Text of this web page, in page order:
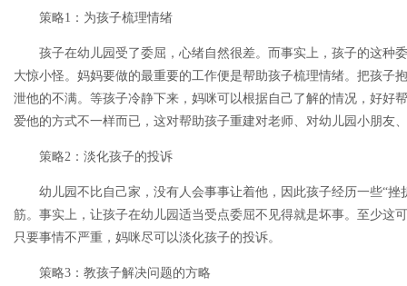
策略1：为孩子梳理情绪
孩子在幼儿园受了委屈，心绪自然很差。而事实上，孩子的这种
大惊小怪。妈妈要做的最重要的工作便是帮助孩子梳理情绪。把孩子
泄他的不满。等孩子冷静下来，妈咪可以根据自己了解的情况，好好
爱他的方式不一样而已，这对帮助孩子重建对老师、对幼儿园小朋友
策略2：淡化孩子的投诉
幼儿园不比自己家，没有人会事事让着他，因此孩子经历一些“挫
筋。事实上，让孩子在幼儿园适当受点委屈不见得就是坏事。至少这
只要事情不严重，妈咪尽可以淡化孩子的投诉。
策略3：教孩子解决问题的方略